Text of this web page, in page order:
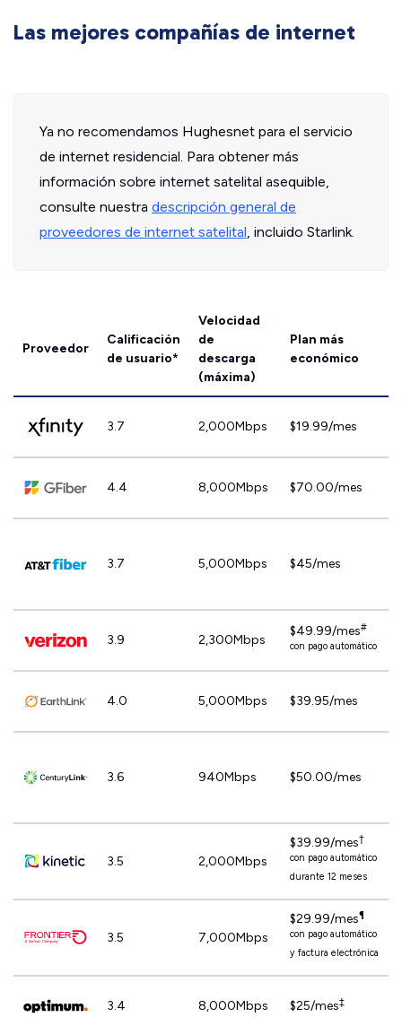
Las mejores compañías de internet
Ya no recomendamos Hughesnet para el servicio
de internet residencial. Para obtener más
información sobre internet satelital asequible,
consulte nuestra descripción general de
proveedores de internet satelital, incluido Starlink.
Proveedor
Calificación
de usuario*
Velocidad
de
descarga
(máxima)
Plan más
económico
3.7 2,000Mbps $19.99/mes
4.4 8,000Mbps $70.00/mes
3.7 5,000Mbps $45/mes
3.9 2,300Mbps
$49.99/mes#
con pago automático
4.0 5,000Mbps $39.95/mes
3.6 940Mbps $50.00/mes
3.5 2,000Mbps
$39.99/mes†
con pago automático
durante 12 meses
3.5 7,000Mbps
$29.99/mes¶
con pago automático
y factura electrónica
3.4 8,000Mbps $25/mes‡